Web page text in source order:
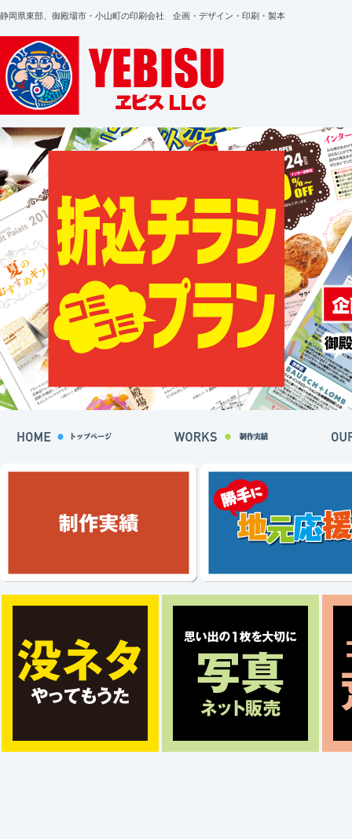
静岡県東部、御殿場市・小山町の印刷会社 企画・デザイン・印刷・製本